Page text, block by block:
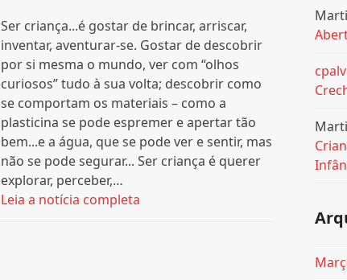
Ser criança...é gostar de brincar, arriscar,
inventar, aventurar-se. Gostar de descobrir
por si mesma o mundo, ver com “olhos
curiosos” tudo à sua volta; descobrir como
se comportam os materiais – como a
plasticina se pode espremer e apertar tão
bem...e a água, que se pode ver e sentir, mas
não se pode segurar... Ser criança é querer
explorar, perceber,…
Leia a notícia completa